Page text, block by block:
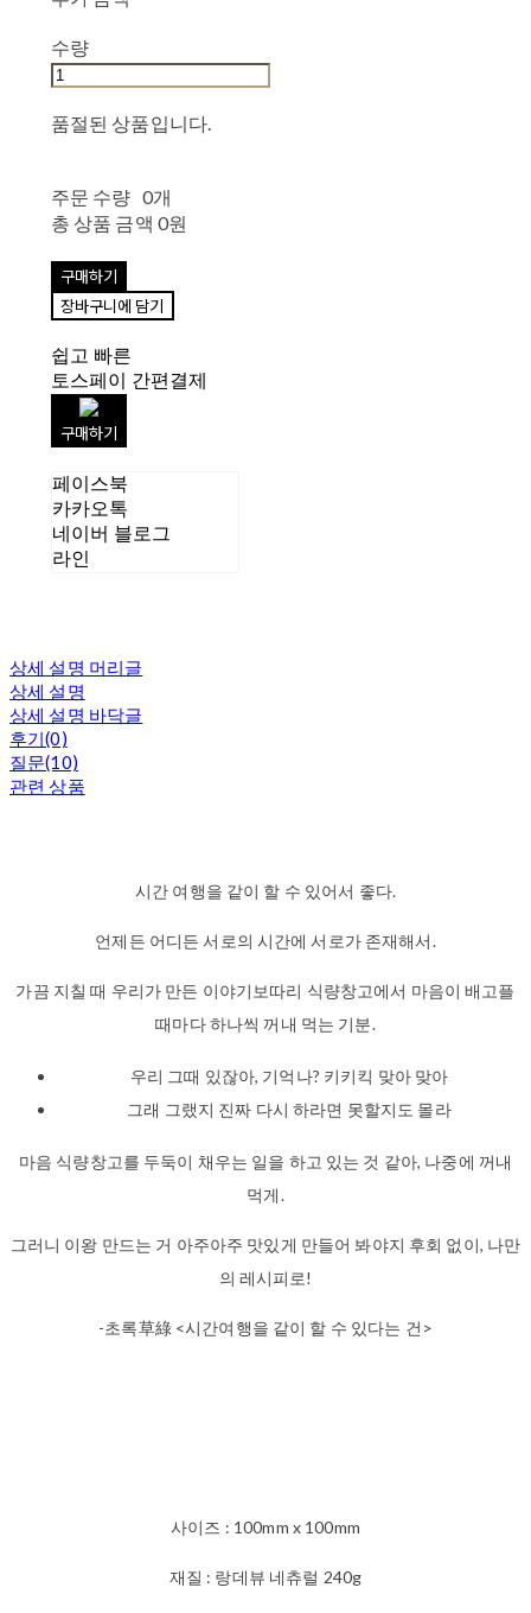
수량
품절된 상품입니다.
주문 수량 0개
총 상품 금액 0원
구매하기
장바구니에 담기
쉽고 빠른
토스페이 간편결제
구매하기
페이스북
카카오톡
네이버 블로그
라인
상세 설명 머리글
상세 설명
상세 설명 바닥글
후기(0)
질문(10)
관련 상품
시간 여행을 같이 할 수 있어서 좋다.
언제든 어디든 서로의 시간에 서로가 존재해서.
가끔 지칠 때 우리가 만든 이야기보따리 식량창고에서 마음이 배고플
때마다 하나씩 꺼내 먹는 기분.
우리 그때 있잖아, 기억나? 키키킥 맞아 맞아
그래 그랬지 진짜 다시 하라면 못할지도 몰라
마음 식량창고를 두둑이 채우는 일을 하고 있는 것 같아, 나중에 꺼내
먹게.
그러니 이왕 만드는 거 아주아주 맛있게 만들어 봐야지 후회 없이, 나만
의 레시피로!
-초록草綠 <시간여행을 같이 할 수 있다는 건>
사이즈 : 100mm x 100mm
재질 : 랑데뷰 네츄럴 240g